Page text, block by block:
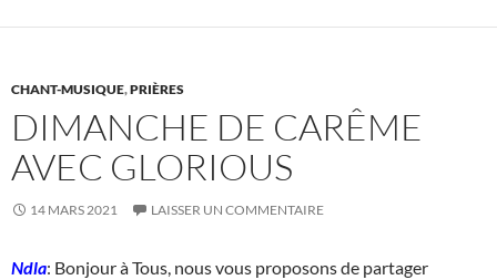
CHANT-MUSIQUE,PRIÈRES
DIMANCHE DE CARÊME
AVEC GLORIOUS
14 MARS 2021 LAISSER UN COMMENTAIRE
Ndla: Bonjour à Tous, nous vous proposons de partager